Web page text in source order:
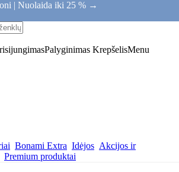
| Nuolaida iki 25 % →
Palyginimas KrepšelisMenu
Bonami Extra Idėjos Akcijos ir
Premium produktai